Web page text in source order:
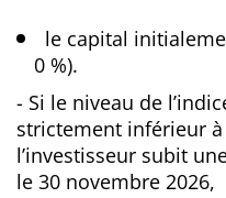
le capital
0 %).
- Si le niveau de
strictement inférieur
l’investisseur subit
le 30 novembre 2026,